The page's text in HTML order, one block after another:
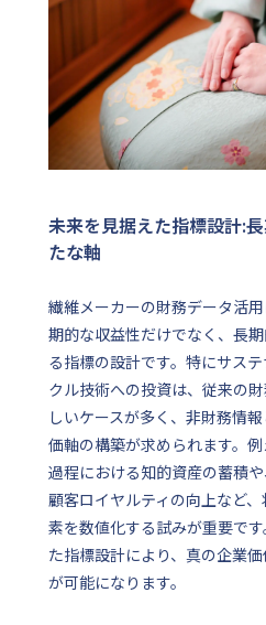
未来を見据えた指標設計:
たな軸
繊維メーカーの財務データ活
期的な収益性だけでなく、長
る指標の設計です。特にサス
クル技術への投資は、従来の
しいケースが多く、非財務情
価軸の構築が求められます。
過程における知的資産の蓄積
顧客ロイヤルティの向上など
素を数値化する試みが重要で
た指標設計により、真の企業
が可能になります。